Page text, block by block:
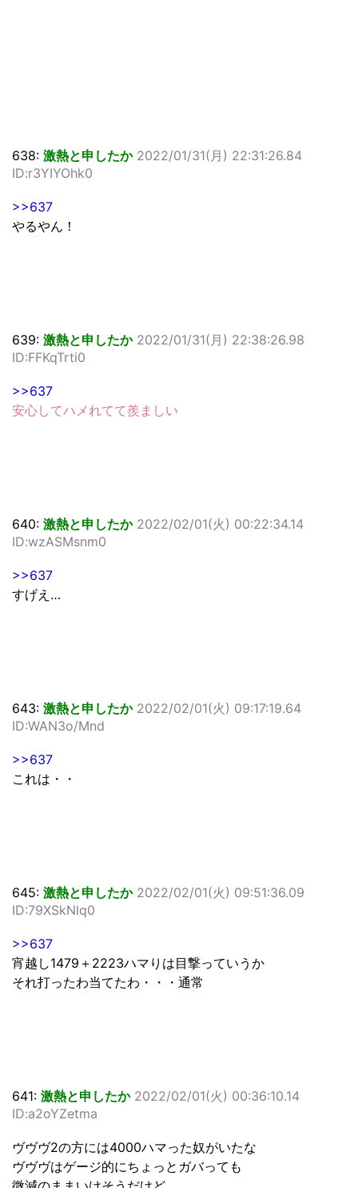
638: 激熱と申したか 2022/01/31(月) 22:31:26.84
ID:r3YIYOhk0
>>637
やるやん！
639: 激熱と申したか 2022/01/31(月) 22:38:26.98
ID:FFKqTrti0
>>637
安心してハメれてて羨ましい
640: 激熱と申したか 2022/02/01(火) 00:22:34.14
ID:wzASMsnm0
>>637
すげえ…
643: 激熱と申したか 2022/02/01(火) 09:17:19.64
ID:WAN3o/Mnd
>>637
これは・・
645: 激熱と申したか 2022/02/01(火) 09:51:36.09
ID:79XSkNlq0
>>637
宵越し1479＋2223ハマりは目撃っていうか
それ打ったわ当てたわ・・・通常
641: 激熱と申したか 2022/02/01(火) 00:36:10.14
ID:a2oYZetma
ヴヴヴ2の方には4000ハマった奴がいたな
ヴヴヴはゲージ的にちょっとガバっても